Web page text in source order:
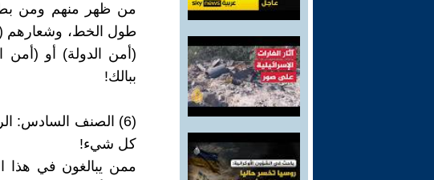
من ظهر منهم ومن
طول الخط، وشعارهم
(أمن الدولة) أو (أمن
ببالك!
(6) الصنف السادس:
كل شيء!
ممن يبالغون في هذا